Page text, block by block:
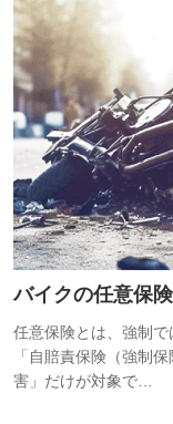
バイクの任意保
任意保険とは、強制で
「自賠責保険（強制
害」だけが対象で…